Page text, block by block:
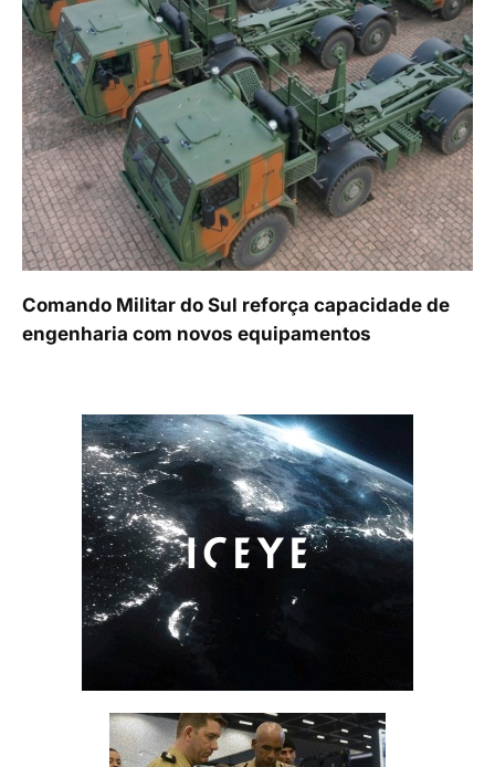
Comando Militar do Sul reforça capacidade de
engenharia com novos equipamentos